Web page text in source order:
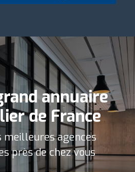
annuaire
de France
meilleures agences
près de chez vous